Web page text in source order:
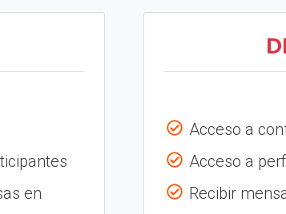
en
Acceso a
Acceso a
Recibir